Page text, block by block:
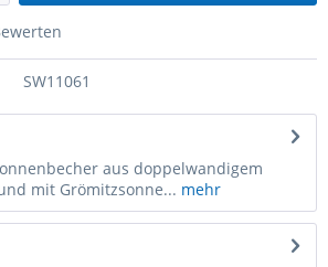
SW11061
aus doppelwandigem
mit Grömitzsonne... mehr